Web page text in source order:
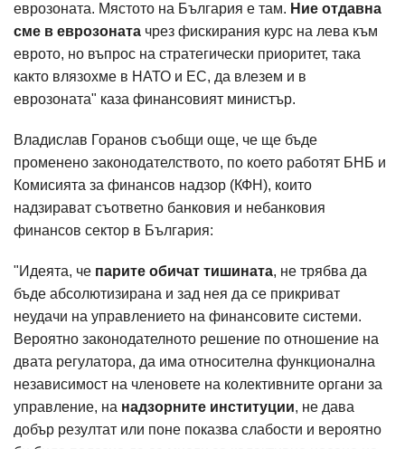
еврозоната. Мястото на България е там. Ние отдавна
сме в еврозоната чрез фискирания курс на лева към
еврото, но въпрос на стратегически приоритет, така
както влязохме в НАТО и ЕС, да влезем и в
еврозоната" каза финансовият министър.
Владислав Горанов съобщи още, че ще бъде
променено законодателството, по което работят БНБ и
Комисията за финансов надзор (КФН), които
надзирават съответно банковия и небанковия
финансов сектор в България:
"Идеята, че парите обичат тишината, не трябва да
бъде абсолютизирана и зад нея да се прикриват
неудачи на управлението на финансовите системи.
Вероятно законодателното решение по отношение на
двата регулатора, да има относителна функционална
независимост на членовете на колективните органи за
управление, на надзорните институции, не дава
добър резултат или поне показва слабости и вероятно